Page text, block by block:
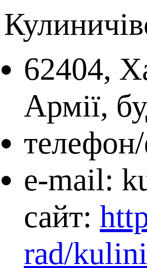
62404,
Армії,
e-mail:
сайт:
rad/